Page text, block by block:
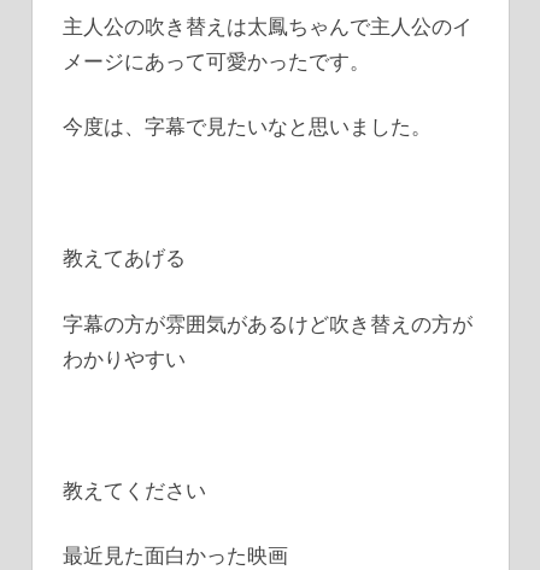
主人公の吹き替えは太鳳ちゃんで主人公のイ
メージにあって可愛かったです。
今度は、字幕で見たいなと思いました。
教えてあげる
字幕の方が雰囲気があるけど吹き替えの方が
わかりやすい
教えてください
最近見た面白かった映画